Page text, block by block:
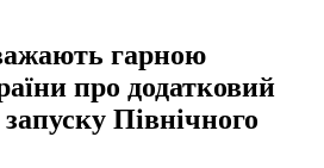
гарною
про додатковий
Північного